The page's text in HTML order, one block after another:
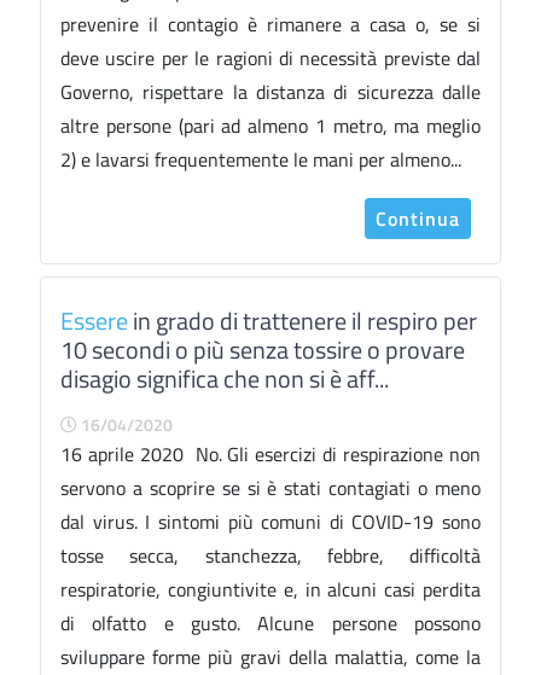
prevenire il contagio è rimanere a casa o, se si
deve uscire per le ragioni di necessità previste dal
Governo, rispettare la distanza di sicurezza dalle
altre persone (pari ad almeno 1 metro, ma meglio
2) e lavarsi frequentemente le mani per almeno...
Continua
Esserein grado di trattenere il respiro per
10 secondi o più senza tossire o provare
disagio significa che non si è aff...
16/04/2020
16 aprile 2020 No. Gli esercizi di respirazione non
servono a scoprire se si è stati contagiati o meno
dal virus. I sintomi più comuni di COVID-19 sono
tosse secca, stanchezza, febbre, difficoltà
respiratorie, congiuntivite e, in alcuni casi perdita
di olfatto e gusto. Alcune persone possono
sviluppare forme più gravi della malattia, come la